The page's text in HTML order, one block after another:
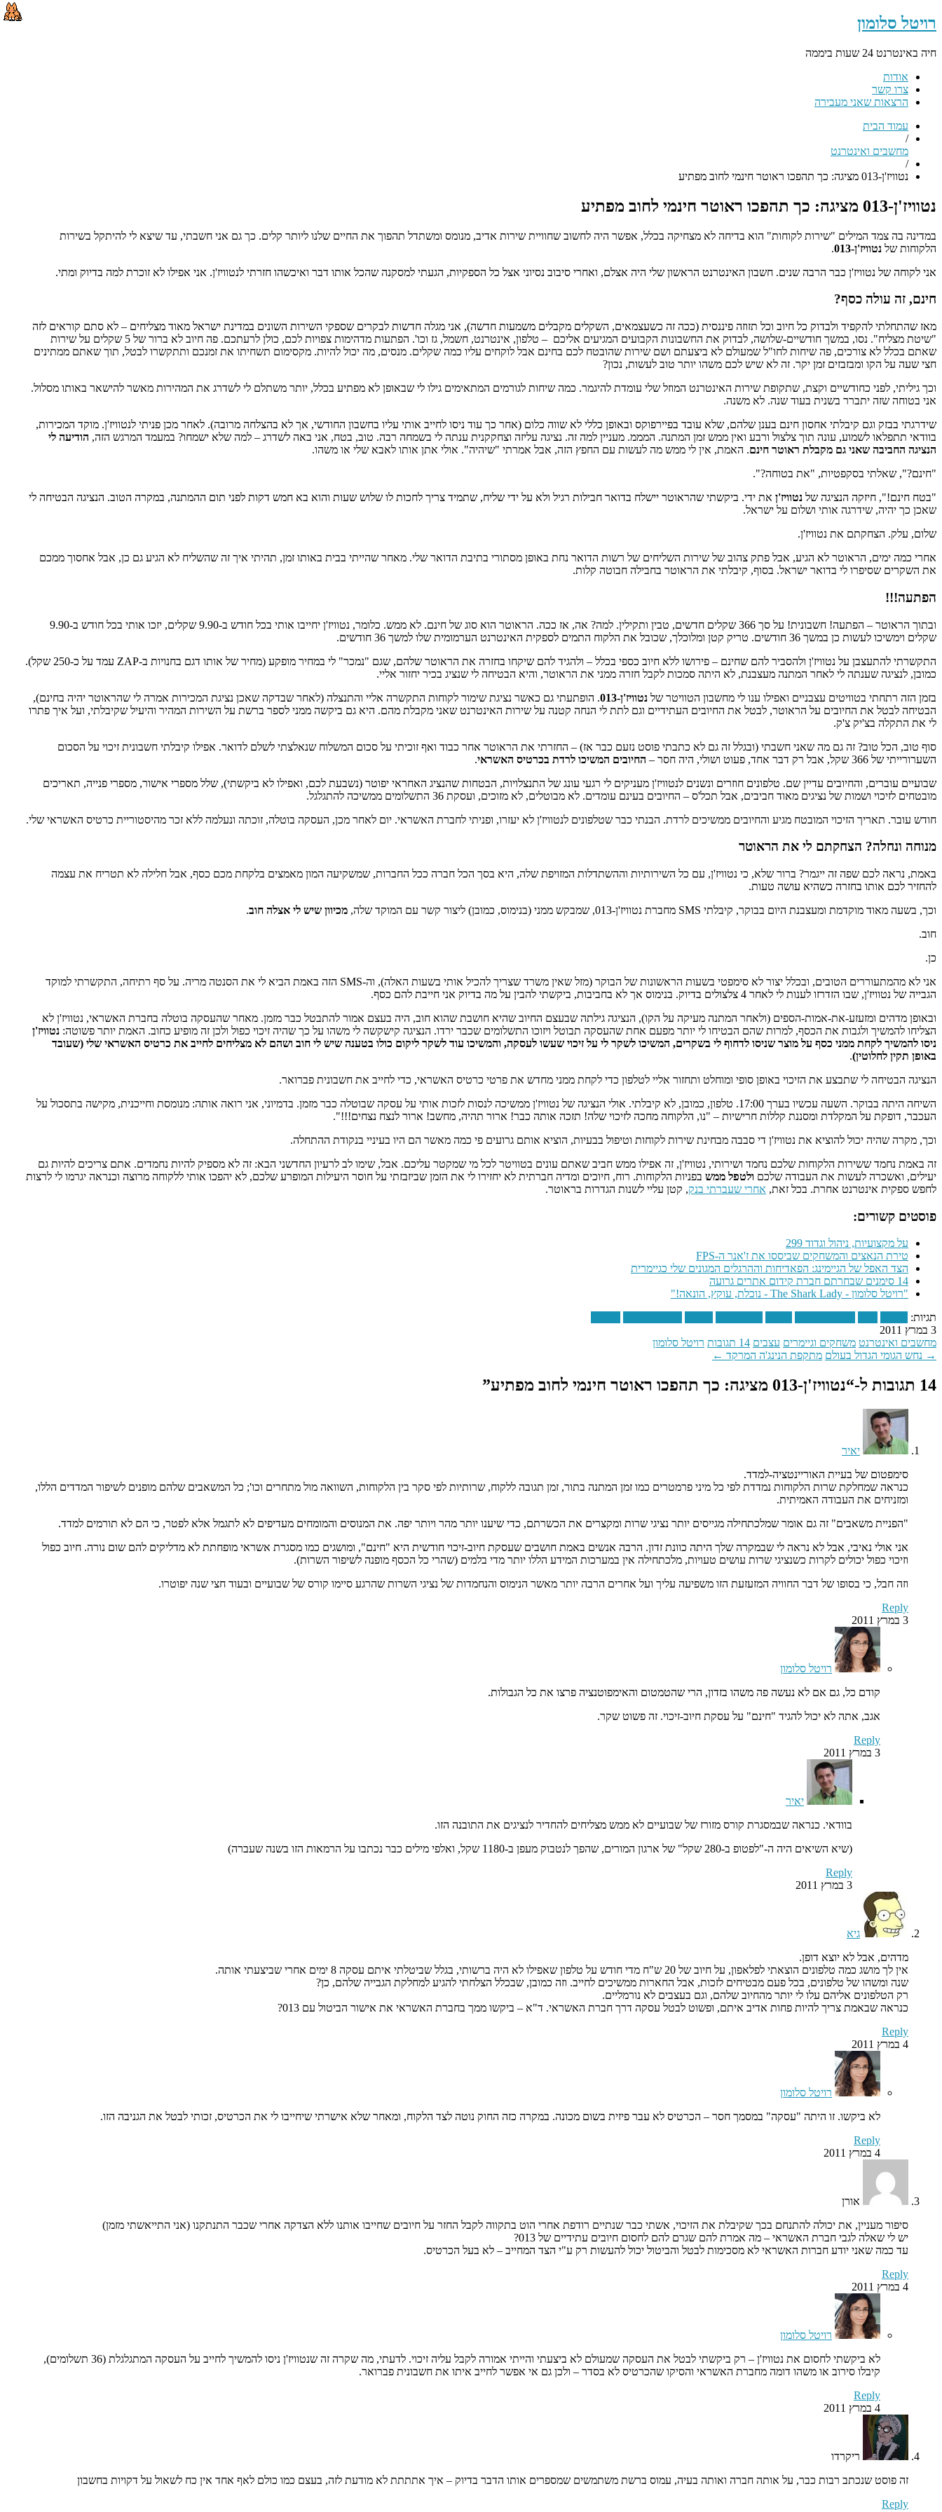
רויטל סלומון
חיה באינטרנט 24 שעות ביממה
אודות
צרו קשר
הרצאות שאני מעבירה
עמוד הבית
/
מחשבים ואינטרנט
/
נטוויז'ן-013 מציגה: כך תהפכו ראוטר חינמי לחוב מפתיע
נטוויז'ן-013 מציגה: כך תהפכו ראוטר חינמי לחוב מפתיע
במדינה בה צמד המילים "שירות לקוחות" הוא בדיחה לא מצחיקה בכלל, אפשר היה לחשוב שחוויית שירות אדיב, מנומס ומשתדל תהפוך את החיים שלנו ליותר קלים. כך גם אני חשבתי, עד שיצא לי להיתקל בשירות
הלקוחות של נטוויז'ן-013
.
אני לקוחה של נטוויז'ן כבר הרבה שנים. חשבון האינטרנט הראשון שלי היה אצלם, ואחרי סיבוב נסיוני אצל כל הספקיות, הגעתי למסקנה שהכל אותו דבר ואיכשהו חזרתי לנטוויז'ן. אני אפילו לא זוכרת למה בדיוק ומתי.
חינם, זה עולה כסף?
מאז שהתחלתי להקפיד ולבדוק כל חיוב וכל תזוזה פיננסית (ככה זה כשעצמאים, השקלים מקבלים משמעות חדשה), אני מגלה חדשות לבקרים שספקי השירות השונים במדינת ישראל מאוד מצליחים – לא סתם קוראים לזה
"שיטת מצליח". נסו, במשך חודשיים-שלושה, לבדוק את החשבונות הקבועים המגיעים אליכם – טלפון, אינטרנט, חשמל, גז וכו'. הפתעות מדהימות צפויות לכם, כולן לרעתכם. פה חיוב לא ברור של 5 שקלים על שירות
שאתם בכלל לא צורכים, פה שיחות לחו"ל שמעולם לא ביצעתם ושם שירות שהובטח לכם בחינם אבל לוקחים עליו כמה שקלים. מנסים, מה יכול להיות. מקסימום תשחיתו את זמנכם ותתקשרו לבטל, תוך שאתם ממתינים
חצי שעה על הקו ומבזבזים זמן יקר. זה לא שיש לכם משהו יותר טוב לעשות, נכון?
וכך גיליתי, לפני כחודשיים וקצת, שתקופת שירות האינטרנט המוזל שלי עומדת להיגמר. כמה שיחות לגורמים המתאימים גילו לי שבאופן לא מפתיע בכלל, יותר משתלם לי לשדרג את המהירות מאשר להישאר באותו מסלול.
אני בטוחה שזה יתברר בשנית בעוד שנה. לא משנה.
שידרגתי בבזק וגם קיבלתי אחסון חינם בענן שלהם, שלא עובד בפיירפוקס ובאופן כללי לא שווה כלום (אחר כך עוד ניסו לחייב אותי עליו בחשבון החודשי, אך לא בהצלחה מרובה). לאחר מכן פניתי לנטוויז'ן. מוקד המכירות,
בוודאי תתפלאו לשמוע, עונה תוך צלצול ורבע ואין ממש זמן המתנה. המממ. מעניין למה זה. נציגה עליזה וצחקקנית ענתה לי בשמחה רבה. טוב, בטח, אני באה לשדרג – למה שלא ישמחו? במעמד המרגש הזה, הודיעה לי
הנציגה החביבה שאני גם מקבלת ראוטר חינם. האמת, אין לי ממש מה לעשות עם החפץ הזה, אבל אמרתי "שיהיה". אולי אתן אותו לאבא שלי או משהו.
"חינם?", שאלתי בסקפטיות, "את בטוחה?".
"בטח חינם!", חיזקה הנציגה של נטוויז'ן את ידי. ביקשתי שהראוטר יישלח בדואר חבילות רגיל ולא על ידי שליח, שתמיד צריך לחכות לו שלוש שעות והוא בא חמש דקות לפני תום ההמתנה, במקרה הטוב. הנציגה הבטיחה לי
שאכן כך יהיה, שידרגה אותי ושלום על ישראל.
שלום, עלק. הצחקתם את נטוויז'ן.
אחרי כמה ימים, הראוטר לא הגיע, אבל פתק צהוב של שירות השליחים של רשות הדואר נחת באופן מסתורי בתיבת הדואר שלי. מאחר שהייתי בבית באותו זמן, תהיתי איך זה שהשליח לא הגיע גם כן, אבל אחסוך ממכם
את השקרים שסיפרו לי בדואר ישראל. בסוף, קיבלתי את הראוטר בחבילה חבוטה קלות.
הפתעה!!!
ובתוך הראוטר – הפתעה! חשבונית! על סך 366 שקלים חדשים, טבין ותקילין. למה? אה, אז ככה. הראוטר הוא סוג של חינם. לא ממש. כלומר, נטוויז'ן יחייבו אותי בכל חודש ב-9.90 שקלים, יזכו אותי בכל חודש ב-9.90
שקלים וימשיכו לעשות כן במשך 36 חודשים. טריק קטן ומלוכלך, שכובל את הלקוח התמים לספקית האינטרנט הערמומית שלו למשך 36 חודשים.
התקשרתי להתעצבן על נטוויז'ן ולהסביר להם שחינם – פירושו ללא חיוב כספי בכלל – ולהגיד להם שיקחו בחזרה את הראוטר שלהם, שגם "נמכר" לי במחיר מופקע (מחיר של אותו דגם בחנויות ב-ZAP עמד על כ-250 שקל).
כמובן, לנציגה שענתה לי לאחר המתנה מעצבנת, לא היתה סמכות לקבל חזרה ממני את הראוטר, והיא הבטיחה לי שנציג בכיר יחזור אליי.
בזמן הזה רתחתי בטוויטים עצבניים ואפילו ענו לי מחשבון הטוויטר של נטוויז'ן-013. הופתעתי גם כאשר נציגת שימור לקוחות התקשרה אליי והתנצלה (לאחר שבדקה שאכן נציגת המכירות אמרה לי שהראוטר יהיה בחינם),
הבטיחה לבטל את החיובים על הראוטר, לבטל את החיובים העתידיים וגם לתת לי הנחה קטנה על שירות האינטרנט שאני מקבלת מהם. היא גם ביקשה ממני לספר ברשת על השירות המהיר והיעיל שקיבלתי, ועל איך פתרו
לי את התקלה בצ'יק צ'ק.
סוף טוב, הכל טוב? זה גם מה שאני חשבתי (ובגלל זה גם לא כתבתי פוסט נזעם כבר אז) – החזרתי את הראוטר אחר כבוד ואף זוכיתי על סכום המשלוח שנאלצתי לשלם לדואר. אפילו קיבלתי חשבונית זיכוי על הסכום
השערורייתי של 366 שקל, אבל רק דבר אחד, פעוט ושולי, היה חסר –
החיובים המשיכו לרדת בכרטיס האשראי.
שבועיים עוברים, והחיובים עדיין שם. טלפונים חוזרים ונשנים לנטוויז'ן מעניקים לי רגעי עונג של התנצלויות, הבטחות שהנציג האחראי יפוטר (נשבעת לכם, ואפילו לא ביקשתי), שלל מספרי אישור, מספרי פנייה, תאריכים
מובטחים לזיכוי ושמות של נציגים מאוד חביבים, אבל תכל'ס – החיובים בעינם עומדים. לא מבוטלים, לא מזוכים, ועסקת 36 התשלומים ממשיכה להתגלגל.
חודש עובר. תאריך הזיכוי המובטח מגיע והחיובים ממשיכים לרדת. הבנתי כבר שטלפונים לנטוויז'ן לא יעזרו, ופניתי לחברת האשראי. יום לאחר מכן, העסקה בוטלה, זוכתה ונעלמה ללא זכר מהיסטוריית כרטיס האשראי שלי.
מנוחה ונחלה? הצחקתם לי את הראוטר
באמת, נראה לכם שפה זה ייגמר? ברור שלא, כי נטוויז'ן, עם כל השירותיות וההשתדלות המזויפת שלה, היא בסך הכל חברה ככל החברות, שמשקיעה המון מאמצים בלקחת מכם כסף, אבל חלילה לא תטריח את עצמה
להחזיר לכם אותו בחזרה כשהיא עושה טעות.
וכך, בשעה מאוד מוקדמת ומעצבנת היום בבוקר, קיבלתי SMS מחברת נטוויז'ן-013, שמבקש ממני (בנימוס, כמובן) ליצור קשר עם המוקד שלה,
מכיוון שיש לי אצלה חוב.
חוב.
כן.
אני לא מהמתעוררים הטובים, ובכלל יצור לא סימפטי בשעות הראשונות של הבוקר (מזל שאין משרד שצריך להכיל אותי בשעות האלה), וה-SMS הזה באמת הביא לי את הסנטה מריה. על סף רתיחה, התקשרתי למוקד
הגבייה של נטוויז'ן, שבו הזדרזו לענות לי לאחר 4 צלצולים בדיוק. בנימוס אך לא בחביבות, ביקשתי להבין על מה בדיוק אני חייבת להם כסף.
ובאופן מדהים ומזעזע-את-אמות-הספים (ולאחר המתנה מעיקה על הקו), הנציגה גילתה שבעצם החיוב שהיא חושבת שהוא חוב, היה בעצם אמור להתבטל כבר מזמן. מאחר שהעסקה בוטלה בחברת האשראי, נטוויז'ן לא
הצליחו להמשיך ולגבות את הכסף, למרות שהם הבטיחו לי יותר מפעם אחת שהעסקה תבוטל ויזוכו התשלומים שכבר ירדו. הנציגה קישקשה לי משהו על כך שהיה זיכוי כפול ולכן זה מופיע כחוב. האמת יותר פשוטה: נטוויז'ן
ניסו להמשיך לקחת ממני כסף על מוצר שניסו לדחוף לי בשקרים, המשיכו לשקר לי על זיכוי שעשו לעסקה, והמשיכו עוד לשקר ליקום כולו בטענה שיש לי חוב ושהם לא מצליחים לחייב את כרטיס האשראי שלי (שעובד
באופן תקין לחלוטין).
הנציגה הבטיחה לי שתבצע את הזיכוי באופן סופי ומוחלט ותחזור אליי לטלפון כדי לקחת ממני מחדש את פרטי כרטיס האשראי, כדי לחייב את חשבונית פברואר.
השיחה היתה בבוקר. השעה עכשיו בערך 17:00. טלפון, כמובן, לא קיבלתי. אולי הנציגה של נטוויז'ן ממשיכה לנסות לזכות אותי על עסקה שבוטלה כבר מזמן. בדמיוני, אני רואה אותה: מנומסת וחייכנית, מקישה בתסכול על
העכבר, דופקת על המקלדת ומסננת קללות חרישיות – "נו, הלקוחה מחכה לזיכוי שלה! תזכה אותה כבר! ארור תהיה, מחשב! ארור לנצח נצחים!!!".
וכך, מקרה שהיה יכול להוציא את נטוויז'ן די סבבה מבחינת שירות לקוחות וטיפול בבעיות, הוציא אותם גרועים פי כמה מאשר הם היו בעיניי בנקודת ההתחלה.
זה באמת נחמד ששירות הלקוחות שלכם נחמד ושירותי, נטוויז'ן, זה אפילו ממש חביב שאתם עונים בטוויטר לכל מי שמקטר עליכם. אבל, שימו לב לרעיון החדשני הבא: זה לא מספיק להיות נחמדים. אתם צריכים להיות גם
יעילים, ואשכרה לעשות את העבודה שלכם ולטפל ממש בפניות הלקוחות. רוח, חיוכים ומדיה חברתית לא יחזירו לי את הזמן שביזבזתי על חוסר היעילות המופרע שלכם, לא יהפכו אותי ללקוחה מרוצה וכנראה יגרמו לי לרצות
לחפש ספקית אינטרנט אחרת. בכל זאת, אחרי שעברתי בנק, קטן עליי לשנות הגדרות בראוטר.
פוסטים קשורים:
על מקצועיות, ניהול וגדוד 299
טירת הנאצים והמשחקים שביססו את ז'אנר ה-FPS
הצד האפל של הגיימינג: הפאדיחות וההרגלים המגונים שלי כגיימרית
14 סימנים שבחרתם חברת קידום אתרים גרועה
"רויטל סלומון - The Shark Lady - נוכלת, עוקץ, הונאה!"
תגיות:
3 במרץ 2011
מחשבים ואינטרנט משחקים וגיימרים עצבים 14 תגובות
רויטל סלומון
→ נחש הגומי הגדול בעולם מתקפת הנינג'ה המרקד ←
14 תגובות ל-“ נטוויז'ן-013 מציגה: כך תהפכו ראוטר חינמי לחוב מפתיע ”
יאיר
סימפטום של בעיית האוריינטציה-למדד.
כנראה שמחלקת שרות הלקוחות נמדדת לפי כל מיני פרמטרים כמו זמן המתנה בתור, זמן תגובה ללקוח, שרותיות לפי סקר בין הלקוחות, השוואה מול מתחרים וכו'; כל המשאבים שלהם מופנים לשיפור המדדים הללו,
ומזניחים את העבודה האמיתית.
"הפניית משאבים" זה גם אומר שמלכתחילה מגייסים יותר נציגי שרות ומקצרים את הכשרתם, כדי שיענו יותר מהר ויותר יפה. את המנוסים והמומחים מעדיפים לא לתגמל אלא לפטר, כי הם לא תורמים למדד.
אני אולי נאיבי, אבל לא נראה לי שבמקרה שלך היתה כוונת זדון. הרבה אנשים באמת חושבים שעסקת חיוב-זיכוי חודשית היא "חינם", ומושגים כמו מסגרת אשראי מופחתת לא מדליקים להם שום נורה. חיוב כפול
וזיכוי כפול יכולים לקרות כשנציגי שרות עושים טעויות, מלכתחילה אין במערכות המידע הללו יותר מדי בלמים (שהרי כל הכסף מופנה לשיפור השרות).
וזה חבל, כי בסופו של דבר החוויה המזעזעת הזו משפיעה עליך ועל אחרים הרבה יותר מאשר הנימוס והנחמדות של נציגי השרות שהרגע סיימו קורס של שבועיים ובעוד חצי שנה יפוטרו.
Reply
3 במרץ 2011
רויטל סלומון
קודם כל, גם אם לא נעשה פה משהו בזדון, הרי שהטמטום והאימפוטנציה פרצו את כל הגבולות.
אגב, אתה לא יכול להגיד "חינם" על עסקת חיוב-זיכוי. זה פשוט שקר.
Reply
3 במרץ 2011
יאיר
בוודאי. כנראה שבמסגרת קורס מזורז של שבועיים לא ממש מצליחים להחדיר לנציגים את התובנה הזו.
(שיא השיאים היה ה-"לפטופ ב-280 שקל" של ארגון המורים, שהפך לנטבוק מעפן ב-1180 שקל, ואלפי מילים כבר נכתבו על הרמאות הזו בשנה שעברה)
Reply
3 במרץ 2011
גיא
מדהים, אבל לא יוצא דופן.
אין לך מושג כמה טלפונים הוצאתי לפלאפון, על חיוב של 20 ש"ח מדי חודש על טלפון שאפילו לא היה ברשותי, בגלל שביטלתי איתם עסקה 8 ימים אחרי שביצעתי אותה.
שנה ומשהו של טלפונים, בכל פעם מבטיחים לזכות, אבל החארות ממשיכים לחייב. וזה כמובן, שבכלל הצלחתי להגיע למחלקת הגבייה שלהם, כן?
רק הטלפונים אליהם עלו לי יותר מהחיוב שלהם, וגם בעצבים לא נורמליים.
כנראה שבאמת צריך להיות פחות אדיב איתם, ופשוט לבטל עסקה דרך חברת האשראי. ד"א – ביקשו ממך בחברת האשראי את אישור הביטול עם 013?
Reply
4 במרץ 2011
רויטל סלומון
לא ביקשו. זו היתה "עסקה" במסמך חסר – הכרטיס לא עבר פיזית בשום מכונה. במקרה כזה החוק נוטה לצד הלקוח, ומאחר שלא אישרתי שיחייבו לי את הכרטיס, זכותי לבטל את הגניבה הזו.
Reply
4 במרץ 2011
אורן
סיפור מעניין, את יכולה להתנחם בכך שקיבלת את הזיכוי, אשתי כבר שנתיים רודפת אחרי הוט בתקווה לקבל החזר על חיובים שחייבו אותנו ללא הצדקה אחרי שכבר התנתקנו (אני התייאשתי מזמן)
יש לי שאלה לגבי חברת האשראי – מה אמרת להם שגרם להם לחסום חיובים עתידיים של 013?
עד כמה שאני יודע חברות האשראי לא מסכימות לבטל והביטול יכול להעשות רק ע"י הצד המחייב – לא בעל הכרטיס.
Reply
4 במרץ 2011
רויטל סלומון
לא ביקשתי לחסום את נטוויז'ן – רק ביקשתי לבטל את העסקה שמעולם לא ביצעתי והייתי אמורה לקבל עליה זיכוי. לדעתי, מה שקרה זה שנטוויז'ן ניסו להמשיך לחייב על העסקה המתגלגלת (36 תשלומים),
קיבלו סירוב או משהו דומה מחברת האשראי והסיקו שהכרטיס לא בסדר – ולכן גם אי אפשר לחייב איתו את חשבונית פברואר.
Reply
4 במרץ 2011
ריקרדו
זה פוסט שנכתב רבות כבר, על אותה חברה ואותה בעיה, עמוס ברשת משתמשים שמספרים אותו הדבר בדיוק – איך אתתתת לא מודעת לזה, בעצם כמו כולם לאף אחד אין כח לשאול על דקויות בחשבון
Reply